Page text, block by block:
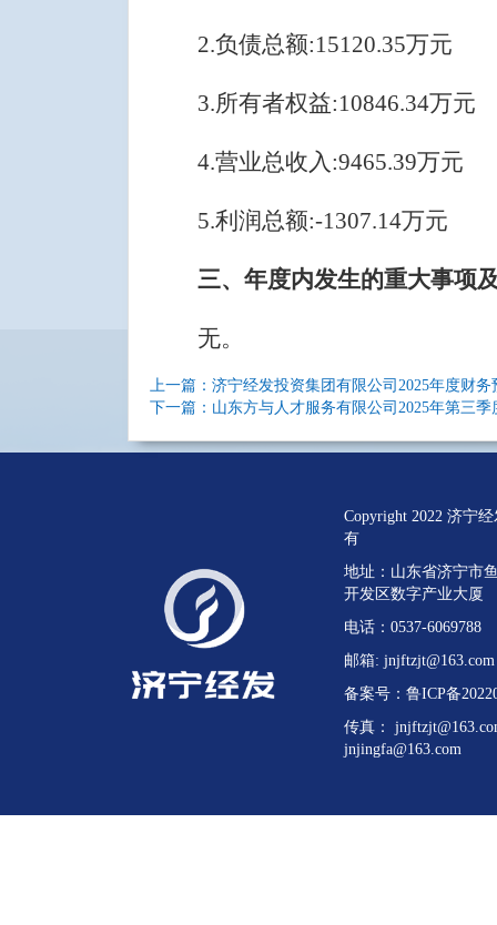
2.负债总额:15120.35万元
3.所有者权益:10846.34万元
4.营业总收入 :9465.39万元
5.利润总额:-1307.14万元
三、年度内发生的重大事项
无。
上一篇：济宁经发投资集团有限公司2025年度财
下一篇：山东方与人才服务有限公司2025年第三季
Copyright 2022 济宁
有
地址：山东省济宁市
开发区数字产业大厦
电话：0537-6069788
邮箱:
备案号：鲁ICP备
传真：
jnjingfa@163.com